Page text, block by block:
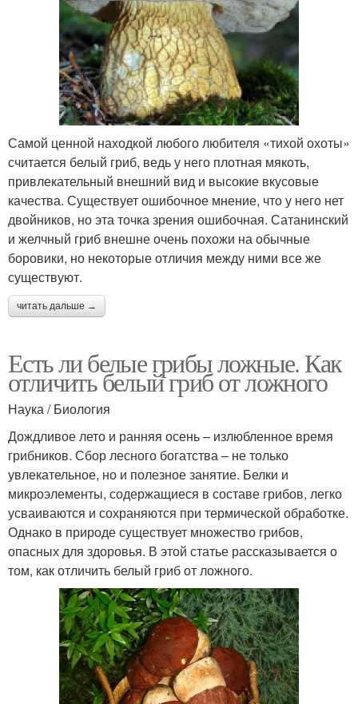
Самой ценной находкой любого любителя «тихой охоты»
считается белый гриб, ведь у него плотная мякоть,
привлекательный внешний вид и высокие вкусовые
качества. Существует ошибочное мнение, что у него нет
двойников, но эта точка зрения ошибочная. Сатанинский
и желчный гриб внешне очень похожи на обычные
боровики, но некоторые отличия между ними все же
существуют.
читать дальше →
Есть ли белые грибы ложные. Как
отличить белый гриб от ложного
Наука / Биология
Дождливое лето и ранняя осень – излюбленное время
грибников. Сбор лесного богатства – не только
увлекательное, но и полезное занятие. Белки и
микроэлементы, содержащиеся в составе грибов, легко
усваиваются и сохраняются при термической обработке.
Однако в природе существует множество грибов,
опасных для здоровья. В этой статье рассказывается о
том, как отличить белый гриб от ложного.